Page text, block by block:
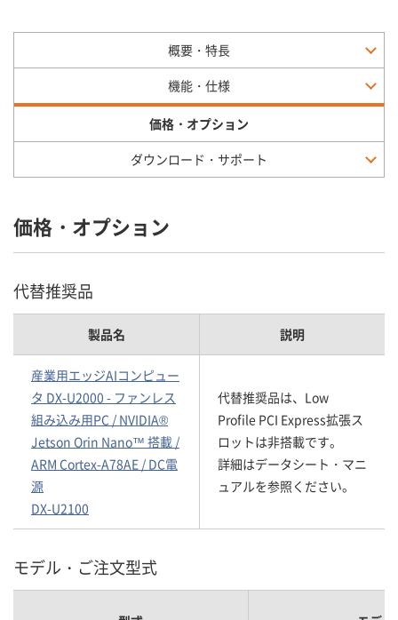
概要・特長
機能・仕様
価格・オプション
ダウンロード・サポート
価格・オプション
代替推奨品
製品名 説明
産業用エッジAIコンピュー
タ DX-U2000 - ファンレス
組み込み用PC / NVIDIA®
Jetson Orin Nano™ 搭載 /
ARM Cortex-A78AE / DC電
源
DX-U2100
代替推奨品は、Low
Profile PCI Express拡張ス
ロットは非搭載です。
詳細はデータシート・マニ
ュアルを参照ください。
モデル・ご注文型式